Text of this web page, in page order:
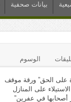
بيانات صحفية
الوسوم
على الحق” ورقة موقف
على المنازل
أصحابها في عفرين”